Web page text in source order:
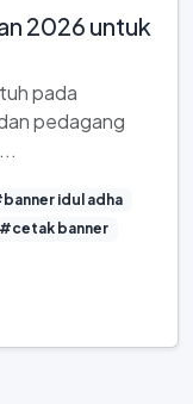
2026 untuk
pada
pedagang
idul adha
#cetak banner